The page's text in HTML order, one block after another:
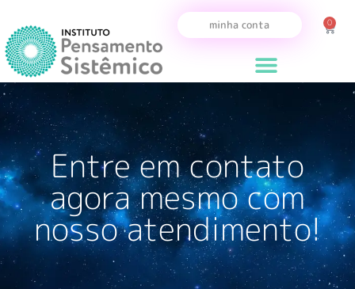
minha conta 0
Entre em contato
agora mesmo com
nosso atendimento!